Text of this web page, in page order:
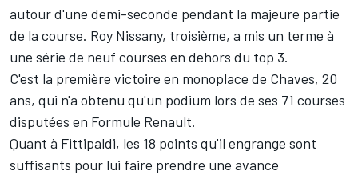
autour d'une demi-seconde pendant la majeure partie
de la course. Roy Nissany, troisième, a mis un terme à
une série de neuf courses en dehors du top 3.
C'est la première victoire en monoplace de Chaves, 20
ans, qui n'a obtenu qu'un podium lors de ses 71 courses
disputées en Formule Renault.
Quant à Fittipaldi, les 18 points qu'il engrange sont
suffisants pour lui faire prendre une avance